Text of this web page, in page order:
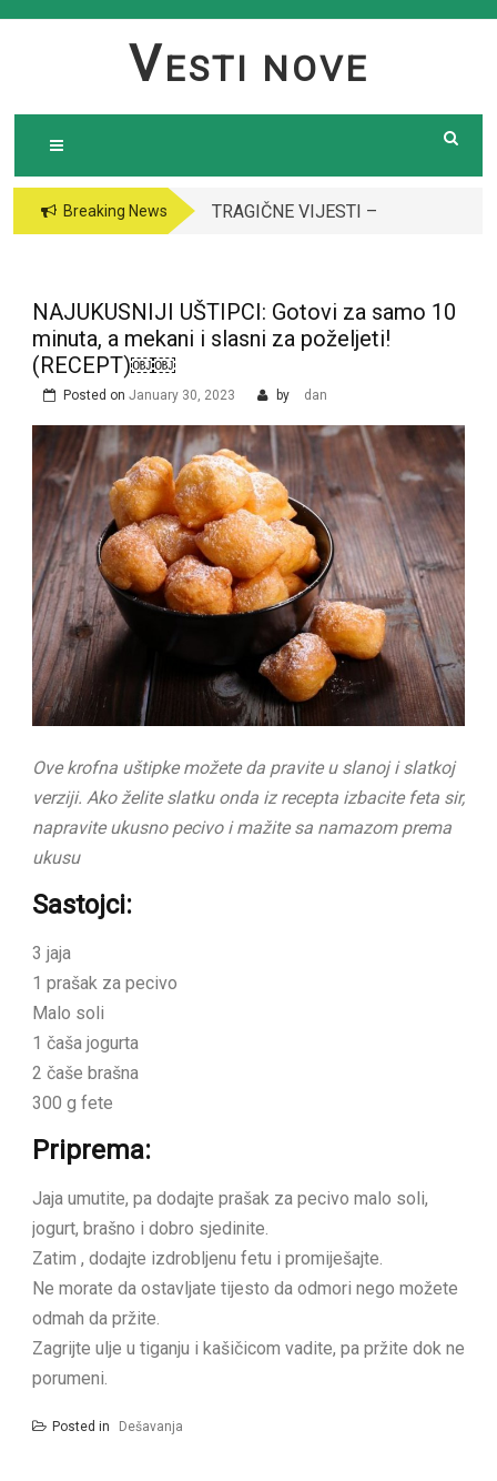
VESTI NOVE
Breaking News
TRAGIČNE VIJESTI –
ispred njene kuće￼￼
NAJUKUSNIJI UŠTIPCI: Gotovi za samo 10
minuta, a mekani i slasni za poželjeti!
(RECEPT)￼￼
Posted on January 30, 2023 by dan
Ove krofna uštipke možete da pravite u slanoj i slatkoj
verziji. Ako želite slatku onda iz recepta izbacite feta sir,
napravite ukusno pecivo i mažite sa namazom prema
ukusu
Sastojci:
3 jaja
1 prašak za pecivo
Malo soli
1 čaša jogurta
2 čaše brašna
300 g fete
Priprema:
Jaja umutite, pa dodajte prašak za pecivo malo soli,
jogurt, brašno i dobro sjedinite.
Zatim , dodajte izdrobljenu fetu i promiješajte.
Ne morate da ostavljate tijesto da odmori nego možete
odmah da pržite.
Zagrijte ulje u tiganju i kašičicom vadite, pa pržite dok ne
porumeni.
Posted in Dešavanja